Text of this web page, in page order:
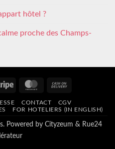
hôtel ?
proche des Champs-
Stripe MasterCard
Delivery
CONTACT
CGV
FOR HOTELIERS (IN ENGLISH)
Powered by Cityzeum & Rue24